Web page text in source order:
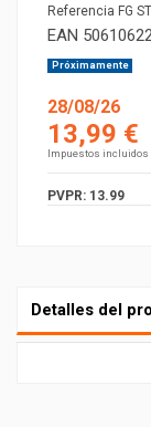
Referencia FG
EAN
Próximamente
28/08/26
13,99 €
Impuestos incluidos
PVPR: 13.99
Detalles del